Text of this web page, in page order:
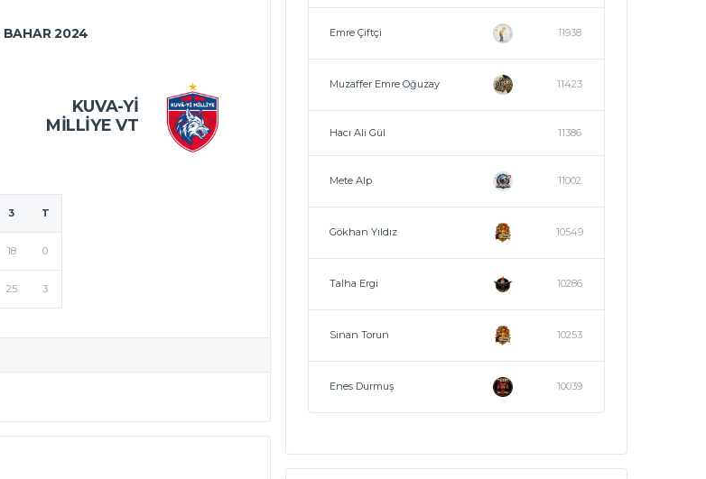
BAHAR 2024
KUVA-YI
MILLIYE VT
3 T
18 0
25 3
Emre Çiftçi 11938
Muzaffer Emre Oğuzay 11423
Hacı Ali Gül 11386
Mete Alp 11002
Gökhan Yıldız 10549
Talha Ergi 10286
Sinan Torun 10253
Enes Durmuş 10039